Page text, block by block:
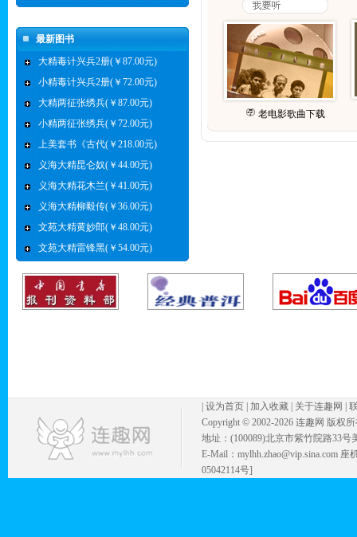
最新图书
大精毒计兴兵2册(￥87.00元)
小精毒计兴兵2册(￥72.00元)
大精两征张绣兵(￥87.00元)
小精两征张绣兵(￥72.00元)
上美套书《古代(￥218.00元)
义海大精昆仑奴(￥44.00元)
义海大精花木兰(￥41.00元)
义海大精柳毅传(￥36.00元)
文苑大精黄妙郎(￥48.00元)
文苑大精雷锋黑(￥54.00元)
老电影歌曲下载
设为首页 加入收藏 关于连趣网
Copyright © 2002-2026 连趣网 版权
地址：(100089)北京市紫竹院路33号
E-Mail：mylhh.zhao@vip.sina.com
05042114号]